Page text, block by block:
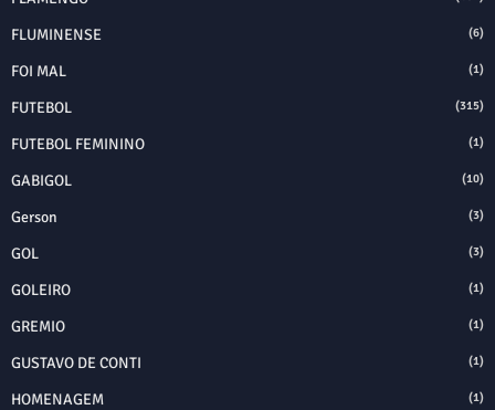
FLUMINENSE (6)
FOI MAL (1)
FUTEBOL (315)
FUTEBOL FEMININO (1)
GABIGOL (10)
Gerson (3)
GOL (3)
GOLEIRO (1)
GREMIO (1)
GUSTAVO DE CONTI (1)
HOMENAGEM (1)